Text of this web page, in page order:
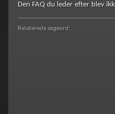
Den FAQ du leder efter blev
Relaterede søgeord: